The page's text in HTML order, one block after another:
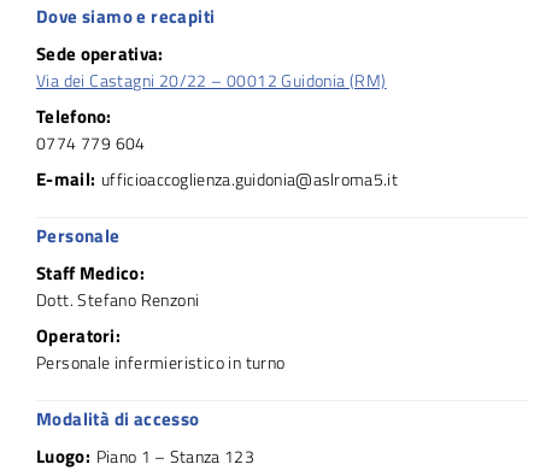
Dove siamo e recapiti
Sede operativa:
Via dei Castagni 20/22 – 00012 Guidonia (RM)
Telefono:
0774 779 604
E-mail: ufficioaccoglienza.guidonia@aslroma5.it
Personale
Staff Medico:
Dott. Stefano Renzoni
Operatori:
Personale infermieristico in turno
Modalità di accesso
Luogo: Piano 1 – Stanza 123